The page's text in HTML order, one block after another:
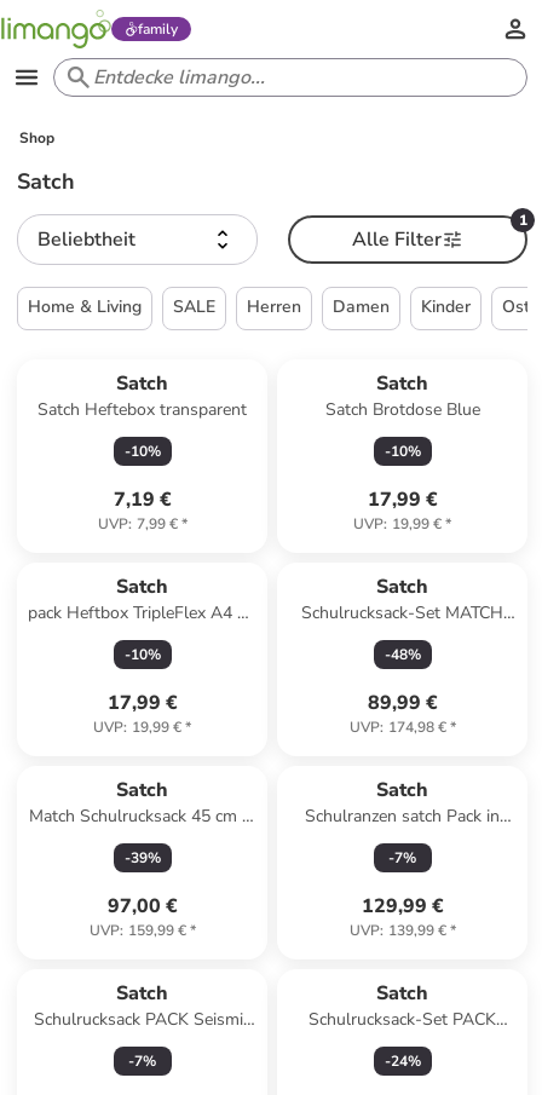
family
Shop
Satch
Beliebtheit
1
Alle Filter
Home & Living SALE Herren Damen Kinder
Satch
Satch Heftebox transparent
-10%
7,19 €
UVP: 7,99 €*
Satch
Satch Brotdose Blue
-10%
17,99 €
UVP: 19,99 €*
Satch
pack Heftbox TripleFlex A4 24
cm in rosa
-10%
17,99 €
UVP: 19,99 €*
Satch
Schulrucksack-Set MATCH
Pink Phantom 2-teilig in Blau
-48%
89,99 €
UVP: 174,98 €*
Satch
Match Schulrucksack 45 cm in
Deep Petrol
-39%
97,00 €
UVP: 159,99 €*
Satch
Schulranzen satch Pack in
Blackjack
-7%
129,99 €
UVP: 139,99 €*
Satch
Schulrucksack PACK Seismic
Green in Grün/Schwarz
-7%
Satch
Schulrucksack-Set PACK
Deep Petrol 2-teilig in Blau
-24%